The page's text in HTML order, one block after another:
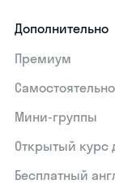
Дополнительно
Премиум
Самостоятельно
Мини-группы
Открытый курс
Бесплатный